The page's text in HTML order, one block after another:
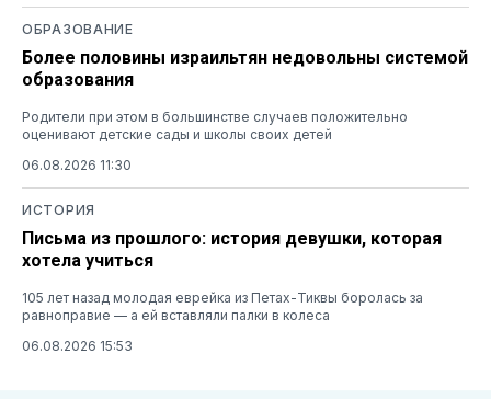
ОБРАЗОВАНИЕ
Более половины израильтян недовольны системой
образования
Родители при этом в большинстве случаев положительно
оценивают детские сады и школы своих детей
06.08.2026 11:30
ИСТОРИЯ
Письма из прошлого: история девушки, которая
хотела учиться
105 лет назад молодая еврейка из Петах-Тиквы боролась за
равноправие — а ей вставляли палки в колеса
06.08.2026 15:53